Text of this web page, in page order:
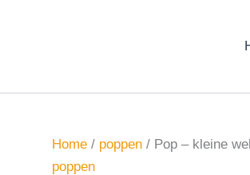
Home / poppen / Pop – kleine
poppen